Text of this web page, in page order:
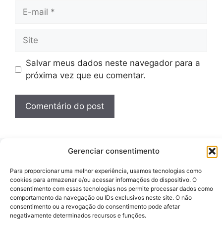
Gerenciar consentimento
Para proporcionar uma melhor experiência, usamos tecnologias como
cookies para armazenar e/ou acessar informações do dispositivo. O
consentimento com essas tecnologias nos permite processar dados como
comportamento da navegação ou IDs exclusivos neste site. O não
consentimento ou a revogação do consentimento pode afetar
negativamente determinados recursos e funções.
Site
Salvar meus dados neste navegador para a
próxima vez que eu comentar.
Pesquisar
Pesquisar